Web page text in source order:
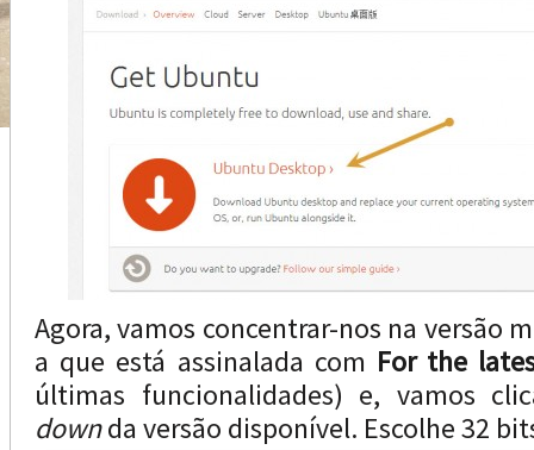
Agora, vamos concentrar-nos na versão
a que está assinalada com For the
últimas funcionalidades) e, vamos
downda versão disponível. Escolhe 32